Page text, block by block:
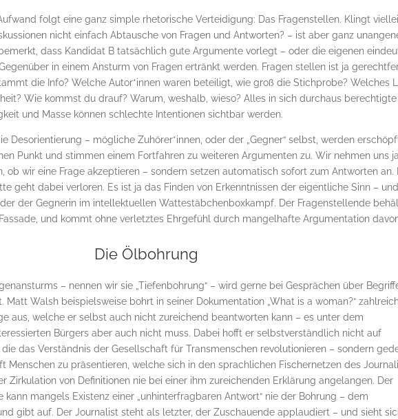
folgt eine ganz simple rhetorische Verteidigung: Das Fragenstellen. Klingt
nicht einfach Abtausche von Fragen und Antworten? – ist aber ganz
dass Kandidat B tatsächlich gute Argumente vorlegt – oder die eigenen
in einem Ansturm von Fragen ertränkt werden. Fragen stellen ist ja
die Info? Welche Autor*innen waren beteiligt, wie groß die Stichprobe? Welches
Wie kommst du drauf? Warum, weshalb, wieso? Alles in sich durchaus berechtigte
und Masse können schlechte Intentionen sichtbar werden.
Desorientierung – mögliche Zuhörer*innen, oder der „Gegner“ selbst, werden
Punkt und stimmen einem Fortfahren zu weiteren Argumenten zu. Wir nehmen uns ja
ob wir eine Frage akzeptieren – sondern setzen automatisch sofort zum Antworten an.
geht dabei verloren. Es ist ja das Finden von Erkenntnissen der eigentliche Sinn – und
der Gegnerin im intellektuellen Wattestäbchenboxkampf. Der Fragenstellende
und kommt ohne verletztes Ehrgefühl durch mangelhafte Argumentation
Die Ölbohrung
– nennen wir sie „Tiefenbohrung“ – wird gerne bei Gesprächen über
Matt Walsh beispielsweise bohrt in seiner Dokumentation „What is a woman?“
aus, welche er selbst auch nicht zureichend beantworten kann – es unter dem
Bürgers aber auch nicht muss. Dabei hofft er selbstverständlich nicht auf
das Verständnis der Gesellschaft für Transmenschen revolutionieren – sondern
Menschen zu präsentieren, welche sich in den sprachlichen Fischernetzen des
Zirkulation von Definitionen nie bei einer ihm zureichenden Erklärung angelangen. Der
mangels Existenz einer „unhinterfragbaren Antwort“ nie der Bohrung – dem
gibt auf. Der Journalist steht als letzter, der Zuschauende applaudiert – und sieht